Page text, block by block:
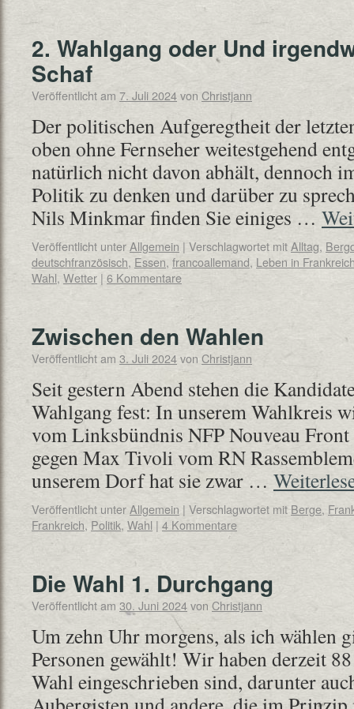
2. Wahlgang oder Und
Schaf
Veröffentlicht am 7. Juli 2024von Christjann
Der politischen Aufgeregtheit der
oben ohne Fernseher weitestgehend
natürlich nicht davon abhält, dennoch
Politik zu denken und darüber zu
Nils Minkmar finden Sie einiges …
Veröffentlicht unterAllgemein | Verschlagwortet mitAlltag,
deutschfranzösisch, Essen, francoallemand, Leben in
Wahl, Wetter | 6 Kommentare
Zwischen den Wahlen
Veröffentlicht am 3. Juli 2024von Christjann
Seit gestern Abend stehen die
Wahlgang fest: In unserem Wahlkreis
vom Linksbündnis NFP Nouveau
gegen Max Tivoli vom RN
unserem Dorf hat sie zwar …
Veröffentlicht unterAllgemein | Verschlagwortet mit Berge,
Frankreich, Politik, Wahl | 4 Kommentare
Die Wahl 1. Durchgang
Veröffentlicht am 30. Juni 2024von Christjann
Um zehn Uhr morgens, als ich wählen
Personen gewählt! Wir haben derzeit
Wahl eingeschrieben sind, darunter